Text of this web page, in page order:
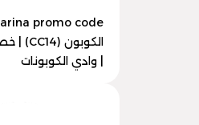
| وادي الكوبونات